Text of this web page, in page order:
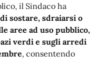
il Sindaco ha
sostare, sdraiarsi o
aree ad uso pubblico,
verdi e sugli arredi
, consentendo